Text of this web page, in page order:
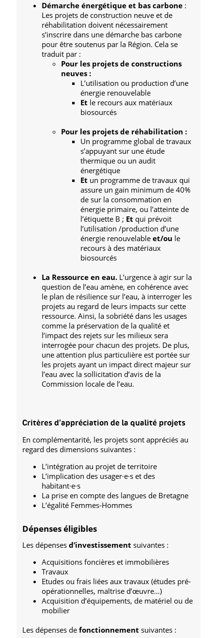
Démarche énergétique et bas carbone :
Les projets de construction neuve et de
réhabilitation doivent nécessairement
s’inscrire dans une démarche bas carbone
pour être soutenus par la Région. Cela se
traduit par :
Pour les projets de constructions
neuves :
L’utilisation ou production d’une
énergie renouvelable
Et le recours aux matériaux
biosourcés
Pour les projets de réhabilitation :
Un programme global de travaux
s’appuyant sur une étude
thermique ou un audit
énergétique
Et un programme de travaux qui
assure un gain minimum de 40%
de sur la consommation en
énergie primaire, ou l’atteinte de
l’étiquette B ; Et qui prévoit
l’utilisation /production d’une
énergie renouvelableet/ou le
recours à des matériaux
biosourcés
La Ressource en eau. L’urgence à agir sur la
question de l’eau amène, en cohérence avec
le plan de résilience sur l’eau, à interroger les
projets au regard de leurs impacts sur cette
ressource. Ainsi, la sobriété dans les usages
comme la préservation de la qualité et
l’impact des rejets sur les milieux sera
interrogée pour chacun des projets. De plus,
une attention plus particulière est portée sur
les projets ayant un impact direct majeur sur
l’eau avec la sollicitation d’avis de la
Commission locale de l’eau.
Critères d’appréciation de la qualité projets
En complémentarité, les projets sont appréciés au
regard des dimensions suivantes :
L’intégration au projet de territoire
L’implication des usager·e·s et des
habitant·e·s
La prise en compte des langues de Bretagne
L’égalité Femmes-Hommes
Dépenses éligibles
Les dépenses d’investissement suivantes :
Acquisitions foncières et immobilières
Travaux
Etudes ou frais liées aux travaux (études pré-
opérationnelles, maîtrise d’œuvre…)
Acquisition d’équipements, de matériel ou de
mobilier
Les dépenses de fonctionnement suivantes :